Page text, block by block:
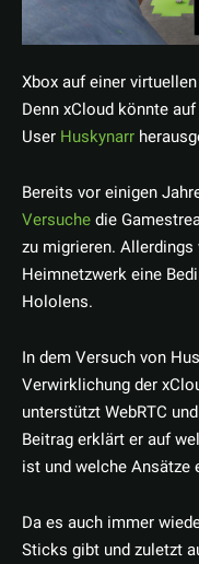
Xbox auf einer
Denn xCloud könnte
User Huskynarr
Bereits vor einigen
Versuchedie
zu migrieren.
Heimnetzwerk eine
Hololens.
In dem Versuch von
Verwirklichung der
unterstützt WebRTC
Beitrag erklärt er auf
ist und welche Ansätze
Da es auch immer
Sticks gibt und zuletzt